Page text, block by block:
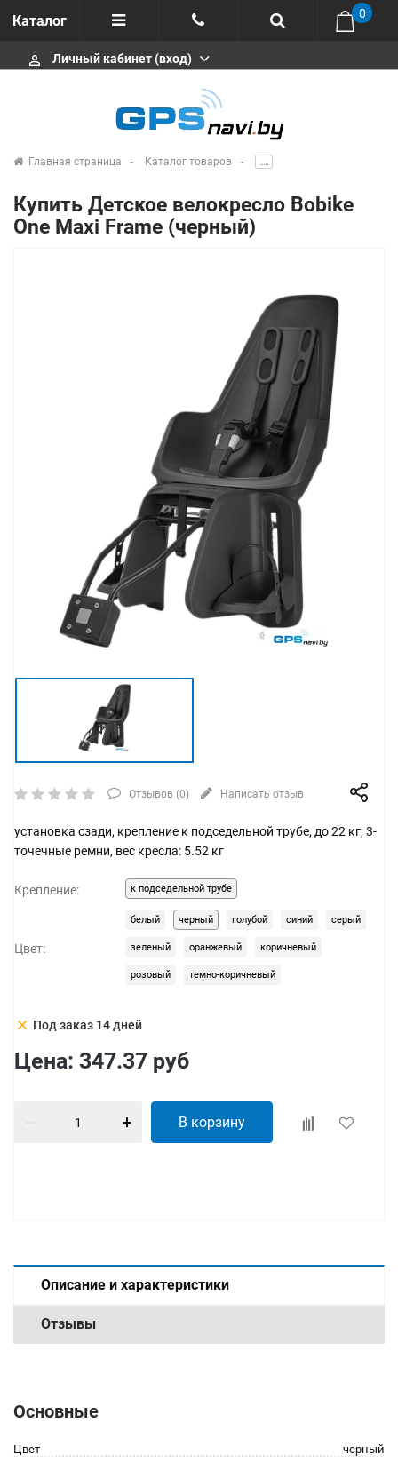
Каталог
Отзывы
+375 291646666
msa333
info@gpsnavi.by
0
perm_identity Личный кабинет (вход)
Главная страница Каталог товаров .....
Купить Детское велокресло Bobike
One Maxi Frame (черный)
Отзывов (0) Написать отзыв
установка сзади, крепление к подседельной трубе, до 22 кг, 3-
точечные ремни, вес кресла: 5.52 кг
Крепление: к подседельной трубе
Цвет:
белый черный голубой синий серый
зеленый оранжевый коричневый
розовый темно-коричневый
clear Под заказ 14 дней
Цена: 347.37 руб
В корзину
Описание и характеристики
Отзывы
Основные
Цвет
черный